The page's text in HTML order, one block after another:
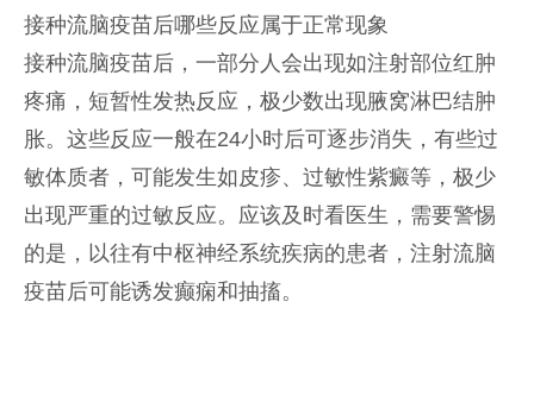
接种流脑疫苗后哪些反应属于正常现象
接种流脑疫苗后，一部分人会出现如注射部位红肿
疼痛，短暂性发热反应，极少数出现腋窝淋巴结肿
胀。这些反应一般在24小时后可逐步消失，有些过
敏体质者，可能发生如皮疹、过敏性紫癜等，极少
出现严重的过敏反应。应该及时看医生，需要警惕
的是，以往有中枢神经系统疾病的患者，注射流脑
疫苗后可能诱发癫痫和抽搐。